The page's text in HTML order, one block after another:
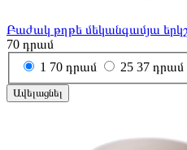
Բաժակ թղթե մեկանգամյա
70 դրամ
1 70 դրամ 25 37 դրամ
Ավելացնել